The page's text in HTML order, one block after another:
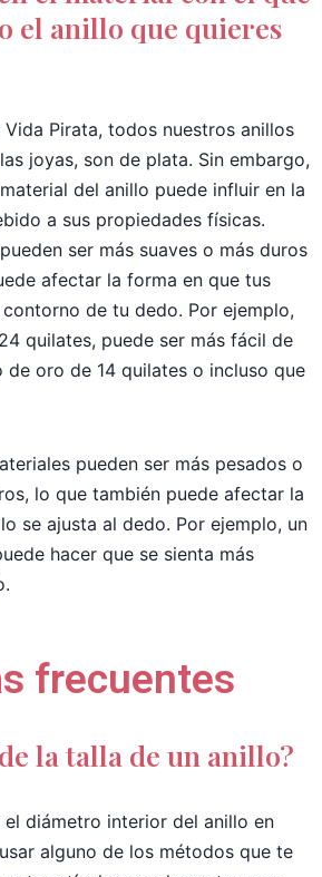
el anillo que quieres
Vida Pirata, todos nuestros anillos
joyas, son de plata. Sin embargo,
del anillo puede influir en la
a sus propiedades físicas.
ser más suaves o más duros
afectar la forma en que tus
de tu dedo. Por ejemplo,
quilates, puede ser más fácil de
de oro de 14 quilates o incluso que
pueden ser más pesados o
lo que también puede afectar la
se ajusta al dedo. Por ejemplo, un
hacer que se sienta más
frecuentes
la talla de un anillo?
el diámetro interior del anillo en
alguno de los métodos que te